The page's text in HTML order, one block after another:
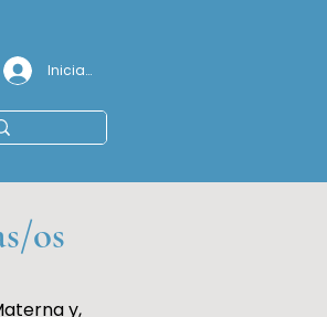
Iniciar sesión
os
y,